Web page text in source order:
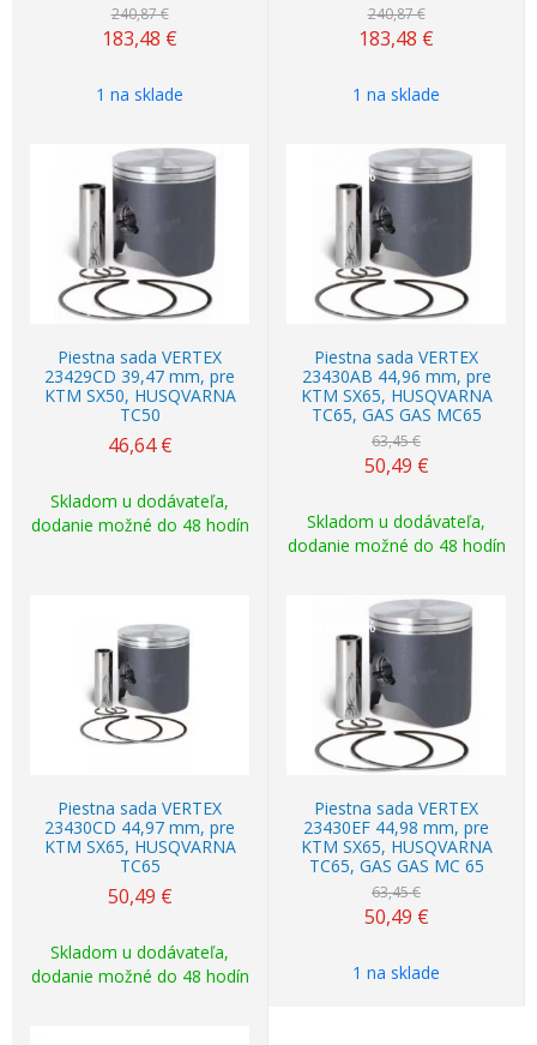
240,87 €
183,48 €
1 na sklade
240,87 €
183,48 €
1 na sklade
Piestna sada VERTEX
23429CD 39,47 mm, pre
KTM SX50, HUSQVARNA
TC50
46,64 €
Skladom u dodávateľa,
dodanie možné do 48 hodín
-20%
Piestna sada VERTEX
23430AB 44,96 mm, pre
KTM SX65, HUSQVARNA
TC65, GAS GAS MC65
63,45 €
50,49 €
Skladom u dodávateľa,
dodanie možné do 48 hodín
Piestna sada VERTEX
23430CD 44,97 mm, pre
KTM SX65, HUSQVARNA
TC65
50,49 €
Skladom u dodávateľa,
dodanie možné do 48 hodín
-20%
Piestna sada VERTEX
23430EF 44,98 mm, pre
KTM SX65, HUSQVARNA
TC65, GAS GAS MC 65
63,45 €
50,49 €
1 na sklade